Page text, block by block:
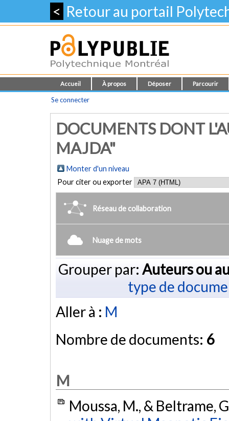
< Retour au portail
Accueil À propos Déposer Parcourir
Se connecter
DOCUMENTS DONT
MAJDA"
Monter d'un niveau
Pour citer ou exporter
Réseau de collaboration
Nuage de mots
Grouper par: Auteurs ou
type de
Aller à : M
Nombre de documents: 6
M
Moussa, M., & Beltrame,